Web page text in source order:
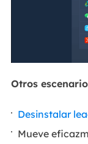
Otros
Desinstalar
Mueve